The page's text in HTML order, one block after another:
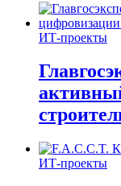
ИТ-проекты
ИТ-проекты